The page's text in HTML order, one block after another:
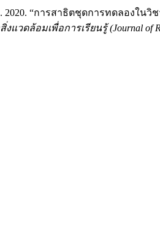
ปุริม. 2020. “การสาธิตชุดการทดล
ล้อมเพื่อการเรียนรู้ (Journal of